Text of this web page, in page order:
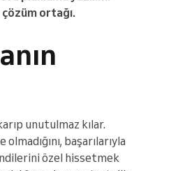
çözüm ortağı.
unutulmaz kılar.
başarılarıyla
özel hissetmek